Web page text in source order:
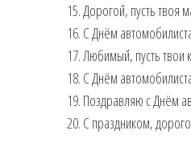
Дорогой, пусть твоя
С Днём
Любимый, пусть твои
С Днём
Поздравляю с Днём
С праздником,